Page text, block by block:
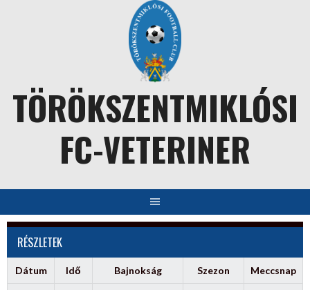
TÖRÖKSZENTMIKLÓSI
FC-VETERINER
RÉSZLETEK
Dátum Idő Bajnokság Szezon Meccsnap